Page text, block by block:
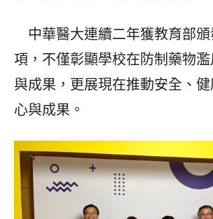
中華醫大連續二年獲教育部
項，不僅彰顯學校在防制藥物
與成果，更展現在推動安全、
心與成果。